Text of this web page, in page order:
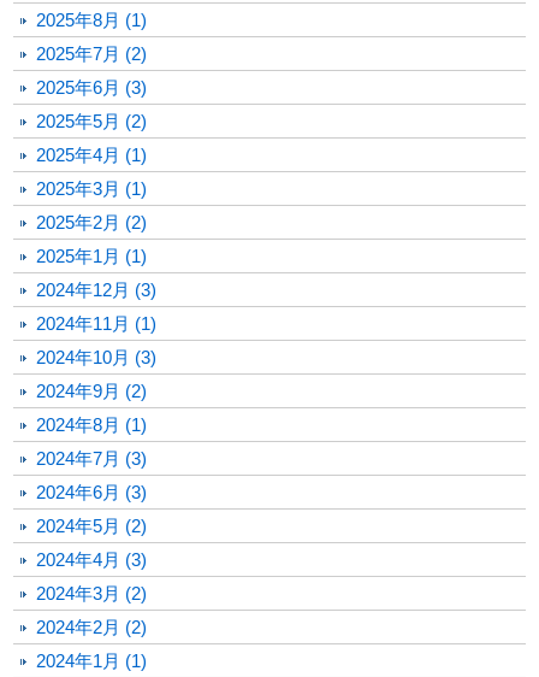
2025年8月 (1)
2025年7月 (2)
2025年6月 (3)
2025年5月 (2)
2025年4月 (1)
2025年3月 (1)
2025年2月 (2)
2025年1月 (1)
2024年12月 (3)
2024年11月 (1)
2024年10月 (3)
2024年9月 (2)
2024年8月 (1)
2024年7月 (3)
2024年6月 (3)
2024年5月 (2)
2024年4月 (3)
2024年3月 (2)
2024年2月 (2)
2024年1月 (1)